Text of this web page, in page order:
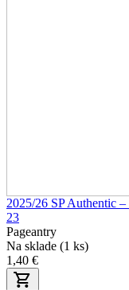
2025/26 SP Authentic
23
Pageantry
Na sklade (1 ks)
1,40 €